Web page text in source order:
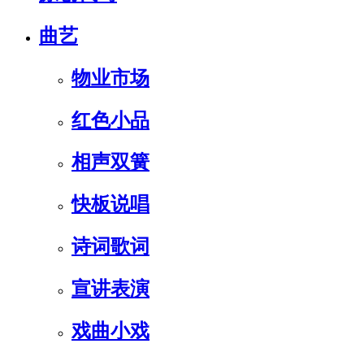
曲艺
物业市场
红色小品
相声双簧
快板说唱
诗词歌词
宣讲表演
戏曲小戏